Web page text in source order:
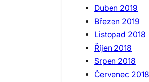
Duben 2019
Březen 2019
Listopad 2018
Říjen 2018
Srpen 2018
Červenec 2018